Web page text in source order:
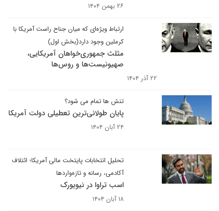
۲۶ بهمن ۱۴۰۴
ارتباط ویژه‌ای که میان جناح راست آمریکا با
کرملین وجود دارد(بخش اول)
مثلث جمهوری‌خواهان آمریکایی،
صهیونیست‌ها و روس‌ها
۲۲ آذر ۱۴۰۴
تنش ها تمام می شود؟
پایان طولانی‌ترین تعطیلی دولت آمریکا
۲۴ آبان ۱۴۰۴
تحلیل انتخابات پایتخت مالی آمریکا؛ ائتلاف
آکادمی، رسانه و تازه‌واردها
اسب تراوا در نیویورک
۱۸ آبان ۱۴۰۴